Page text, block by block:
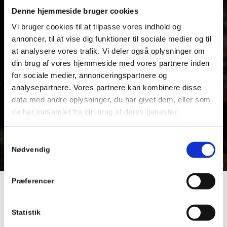
Denne hjemmeside bruger cookies
Vi bruger cookies til at tilpasse vores indhold og
annoncer, til at vise dig funktioner til sociale medier og til
at analysere vores trafik. Vi deler også oplysninger om
din brug af vores hjemmeside med vores partnere inden
for sociale medier, annonceringspartnere og
analysepartnere. Vores partnere kan kombinere disse
data med andre oplysninger, du har givet dem, eller som
de har indsamlet fra din brug af deres tjenester.
Nødvendig
Præferencer
Statistik
INDHENT ET TILBUD PÅ DIT
NYE HEGN